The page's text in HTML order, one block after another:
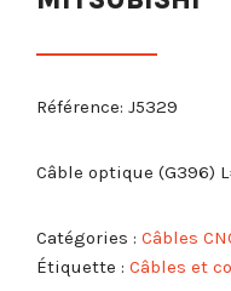
Référence: J5329
Câble optique (G396)
Catégories : Câbles
Étiquette : Câbles et